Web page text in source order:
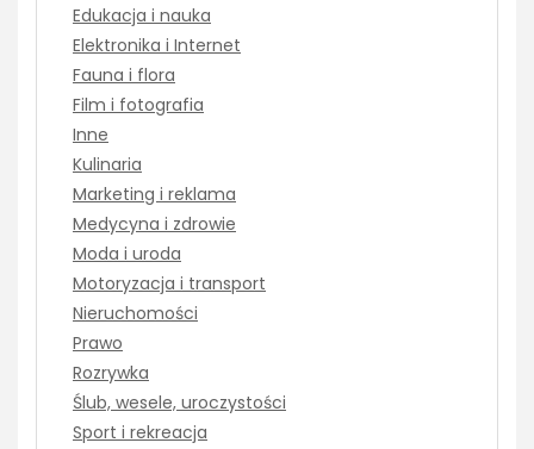
Edukacja i nauka
Elektronika i Internet
Fauna i flora
Film i fotografia
Inne
Kulinaria
Marketing i reklama
Medycyna i zdrowie
Moda i uroda
Motoryzacja i transport
Nieruchomości
Prawo
Rozrywka
Ślub, wesele, uroczystości
Sport i rekreacja